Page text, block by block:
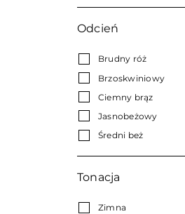
Odcień
Brudny róż
Brzoskwiniowy
Ciemny brąz
Jasnobeżowy
Średni beż
Tonacja
Zimna